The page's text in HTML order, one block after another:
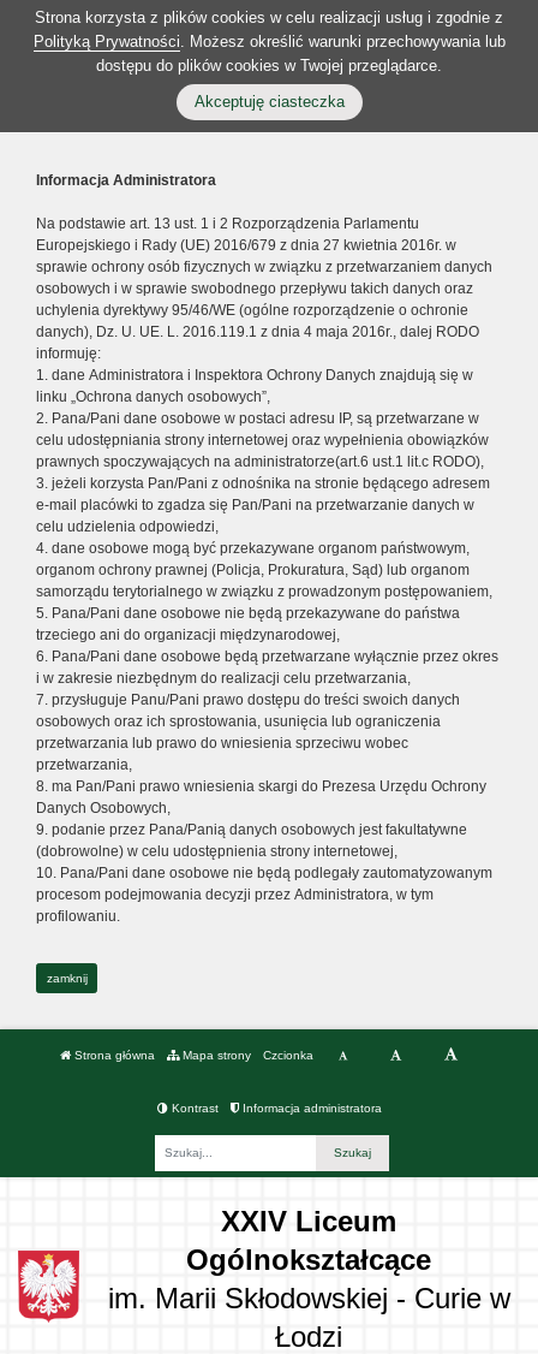
Strona korzysta z plików cookies w celu realizacji usług i zgodnie z
Polityką Prywatności. Możesz określić warunki przechowywania lub
dostępu do plików cookies w Twojej przeglądarce.
Akceptuję ciasteczka
Informacja Administratora
Na podstawie art. 13 ust. 1 i 2 Rozporządzenia Parlamentu
Europejskiego i Rady (UE) 2016/679 z dnia 27 kwietnia 2016r. w
sprawie ochrony osób fizycznych w związku z przetwarzaniem danych
osobowych i w sprawie swobodnego przepływu takich danych oraz
uchylenia dyrektywy 95/46/WE (ogólne rozporządzenie o ochronie
danych), Dz. U. UE. L. 2016.119.1 z dnia 4 maja 2016r., dalej RODO
informuję:
1. dane Administratora i Inspektora Ochrony Danych znajdują się w
linku „Ochrona danych osobowych”,
2. Pana/Pani dane osobowe w postaci adresu IP, są przetwarzane w
celu udostępniania strony internetowej oraz wypełnienia obowiązków
prawnych spoczywających na administratorze(art.6 ust.1 lit.c RODO),
3. jeżeli korzysta Pan/Pani z odnośnika na stronie będącego adresem
e-mail placówki to zgadza się Pan/Pani na przetwarzanie danych w
celu udzielenia odpowiedzi,
4. dane osobowe mogą być przekazywane organom państwowym,
organom ochrony prawnej (Policja, Prokuratura, Sąd) lub organom
samorządu terytorialnego w związku z prowadzonym postępowaniem,
5. Pana/Pani dane osobowe nie będą przekazywane do państwa
trzeciego ani do organizacji międzynarodowej,
6. Pana/Pani dane osobowe będą przetwarzane wyłącznie przez okres
i w zakresie niezbędnym do realizacji celu przetwarzania,
7. przysługuje Panu/Pani prawo dostępu do treści swoich danych
osobowych oraz ich sprostowania, usunięcia lub ograniczenia
przetwarzania lub prawo do wniesienia sprzeciwu wobec
przetwarzania,
8. ma Pan/Pani prawo wniesienia skargi do Prezesa Urzędu Ochrony
Danych Osobowych,
9. podanie przez Pana/Panią danych osobowych jest fakultatywne
(dobrowolne) w celu udostępnienia strony internetowej,
10. Pana/Pani dane osobowe nie będą podlegały zautomatyzowanym
procesom podejmowania decyzji przez Administratora, w tym
profilowaniu.
zamknij
Strona główna Mapa strony Czcionka
Kontrast Informacja administratora
XXIV Liceum
Ogólnokształcące
im. Marii Skłodowskiej - Curie w
Łodzi